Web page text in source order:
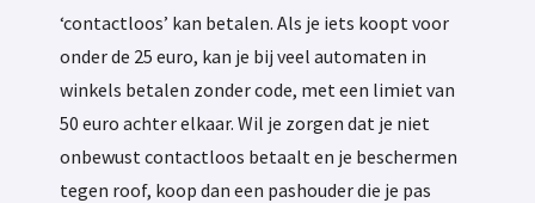
‘contactloos’ kan betalen. Als je iets koopt voor
onder de 25 euro, kan je bij veel automaten in
winkels betalen zonder code, met een limiet van
50 euro achter elkaar. Wil je zorgen dat je niet
onbewust contactloos betaalt en je beschermen
tegen roof, koop dan een pashouder die je pas